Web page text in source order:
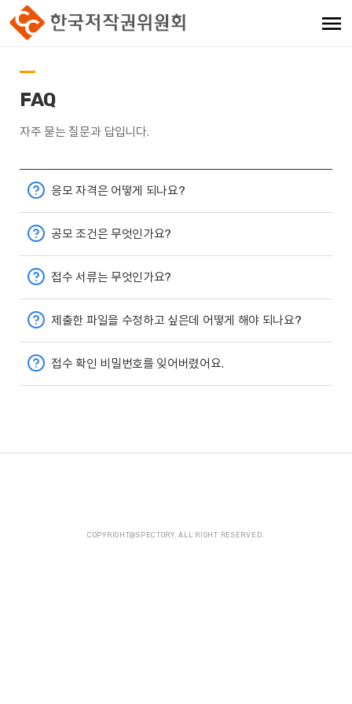
FAQ
자주 묻는 질문과 답입니다.
응모 자격은 어떻게 되나요?
공모 조건은 무엇인가요?
접수 서류는 무엇인가요?
제출한 파일을 수정하고 싶은데 어떻게 해야 되나요?
접수 확인 비밀번호를 잊어버렸어요.
COPYRIGHT@SPECTORY. ALL RIGHT RESERVED.